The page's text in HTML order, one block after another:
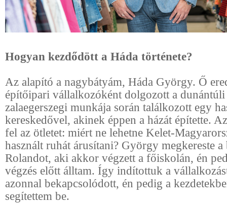
Hogyan kezdődött a Háda története?
Az alapító a nagybátyám, Háda György. Ő
építőipari vállalkozóként dolgozott a
zalaegerszegi munkája során találkozott egy
kereskedővel, akinek éppen a házát építette.
fel az ötletet: miért ne lehetne Kelet-
használt ruhát árusítani? György megkereste a
Rolandot, aki akkor végzett a főiskolán, én
végzés előtt álltam. Így indítottuk a
azonnal bekapcsolódott, én pedig a
segítettem be.